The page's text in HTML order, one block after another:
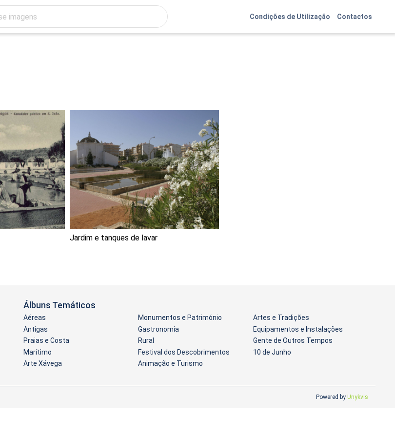
Condições de Utilização Contactos
Jardim e tanques de lavar
Álbuns Temáticos
Aéreas
Antigas
Praias e Costa
Marítimo
Arte Xávega
Monumentos e Património
Gastronomia
Rural
Festival dos Descobrimentos
Animação e Turismo
Artes e Tradições
Equipamentos e Instalações
Gente de Outros Tempos
10 de Junho
Powered by Unykvis